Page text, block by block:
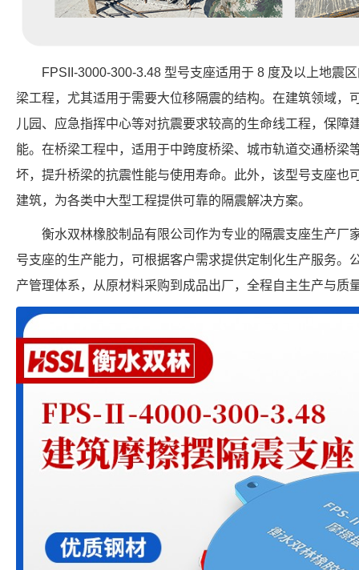
FPSII-3000-300-3.48 型号支座适用于 8 度及以上地震
梁工程，尤其适用于需要大位移隔震的结构。在建筑领域，
儿园、应急指挥中心等对抗震要求较高的生命线工程，保障
能。在桥梁工程中，适用于中跨度桥梁、城市轨道交通桥梁
坏，提升桥梁的抗震性能与使用寿命。此外，该型号支座也
建筑，为各类中大型工程提供可靠的隔震解决方案。
衡水双林橡胶制品有限公司作为专业的隔震支座生产
号支座的生产能力，可根据客户需求提供定制化生产服务。
产管理体系，从原材料采购到成品出厂，全程自主生产与质